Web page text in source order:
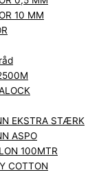
10 MM
EKSTRA STÆRK
ASPO
100MTR
COTTON